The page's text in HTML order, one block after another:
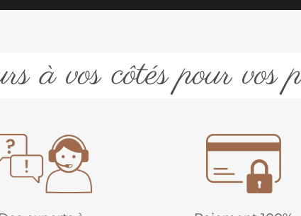
à vos côtés pour vos